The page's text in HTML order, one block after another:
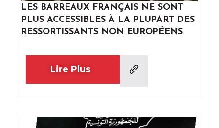
LES BARREAUX FRANÇAIS NE SONT
PLUS ACCESSIBLES À LA PLUPART DES
RESSORTISSANTS NON EUROPÉENS
Lire Plus